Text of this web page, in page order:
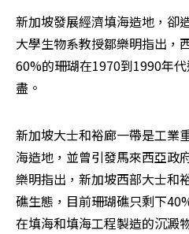
新加坡發展經濟填海造地，卻
大學生物系教授鄒樂明指出，
60%的珊瑚在1970到1990年
盡。
新加坡大士和裕廊一帶是工業
海造地，並曾引發馬來西亞政
樂明指出，新加坡西部大士和
礁生態，目前珊瑚礁只剩下
在填海和填海工程製造的沉澱